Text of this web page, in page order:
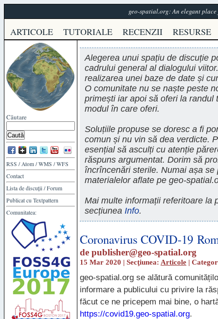
geo-spatial.org: An elegant
ARTICOLE TUTORIALE RECENZII RESURSE
Căutare
RSS /Atom /WMS /WFS
Contact
Lista de discuții /Forum
Publicat cu Textpattern
Comunitatea:
Alegerea unui spațiu de discuție
cadrului general al dialogului
realizarea unei baze de date și
O comunitate nu se naște peste
primești iar apoi să oferi la
modul în care oferi.
Soluțiile propuse se doresc a fi
comun și nu vin să dea verdicte.
esențial să asculți cu atenție
răspuns argumentat. Dorim să
încrîncenări sterile. Numai așa
materialelor aflate pe geo-
Mai multe informații referitoare la
secțiunea Info.
Coronavirus COVID-19
de publisher@geo-spatial.org
15 Mar 2020 | Secţiunea: Articole |
geo-spatial.org se alătură
informare a publicului cu privire la
făcut ce ne pricepem mai bine, o
https://covid19.geo-spatial.org.